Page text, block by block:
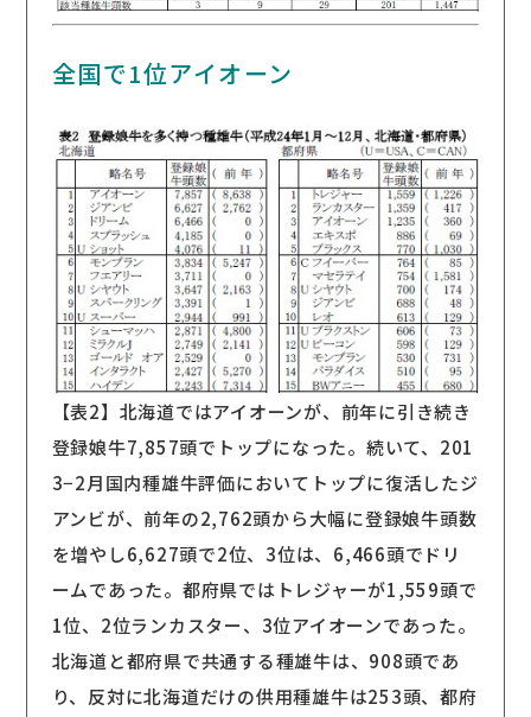
全国で1位アイオーン
【表2】北海道ではアイオーンが、前年に引き続き
登録娘牛7,857頭でトップになった。続いて、201
3−2月国内種雄牛評価においてトップに復活したジ
アンビが、前年の2,762頭から大幅に登録娘牛頭数
を増やし6,627頭で2位、3位は、6,466頭でドリ
ームであった。都府県ではトレジャーが1,559頭で
1位、2位ランカスター、3位アイオーンであった。
北海道と都府県で共通する種雄牛は、908頭であ
り、反対に北海道だけの供用種雄牛は253頭、都府